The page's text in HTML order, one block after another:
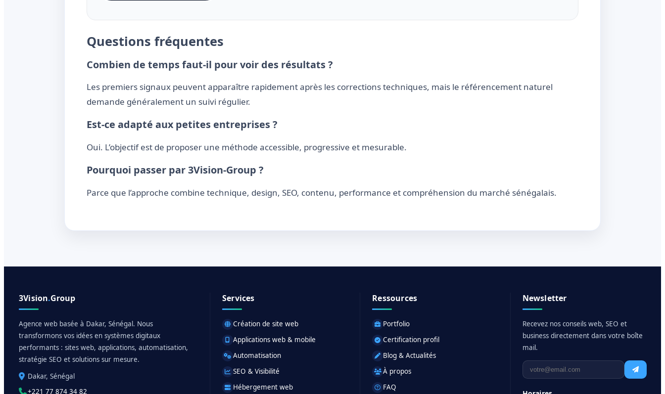
Questions fréquentes
Combien de temps faut-il pour voir des résultats ?
Les premiers signaux peuvent apparaître rapidement après les corrections techniques, mais le référencement naturel
demande généralement un suivi régulier.
Est-ce adapté aux petites entreprises ?
Oui. L’objectif est de proposer une méthode accessible, progressive et mesurable.
Pourquoi passer par 3Vision-Group ?
Parce que l’approche combine technique, design, SEO, contenu, performance et compréhension du marché sénégalais.
3Vision.Group
Agence web basée à Dakar, Sénégal. Nous
transformons vos idées en systèmes digitaux
performants : sites web, applications, automatisation,
stratégie SEO et solutions sur mesure.
Dakar, Sénégal
+221 77 874 34 82
Services
Création de site web
Applications web & mobile
Automatisation
SEO & Visibilité
Hébergement web
Ressources
Portfolio
Certification profil
Blog & Actualités
À propos
FAQ
Newsletter
Recevez nos conseils web, SEO et
business directement dans votre boîte
mail.